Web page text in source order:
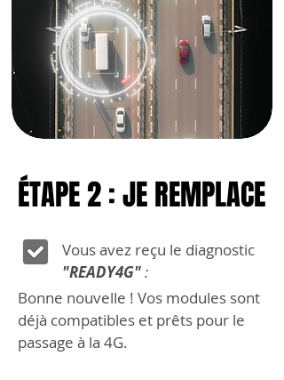
ÉTAPE 2 : JE REMPLACE
ÉTAPE 2 : JE REMPLACE
Vous avez reçu le diagnostic
"READY4G":
Bonne nouvelle ! Vos modules sont
déjà compatibles et prêts pour le
passage à la 4G.